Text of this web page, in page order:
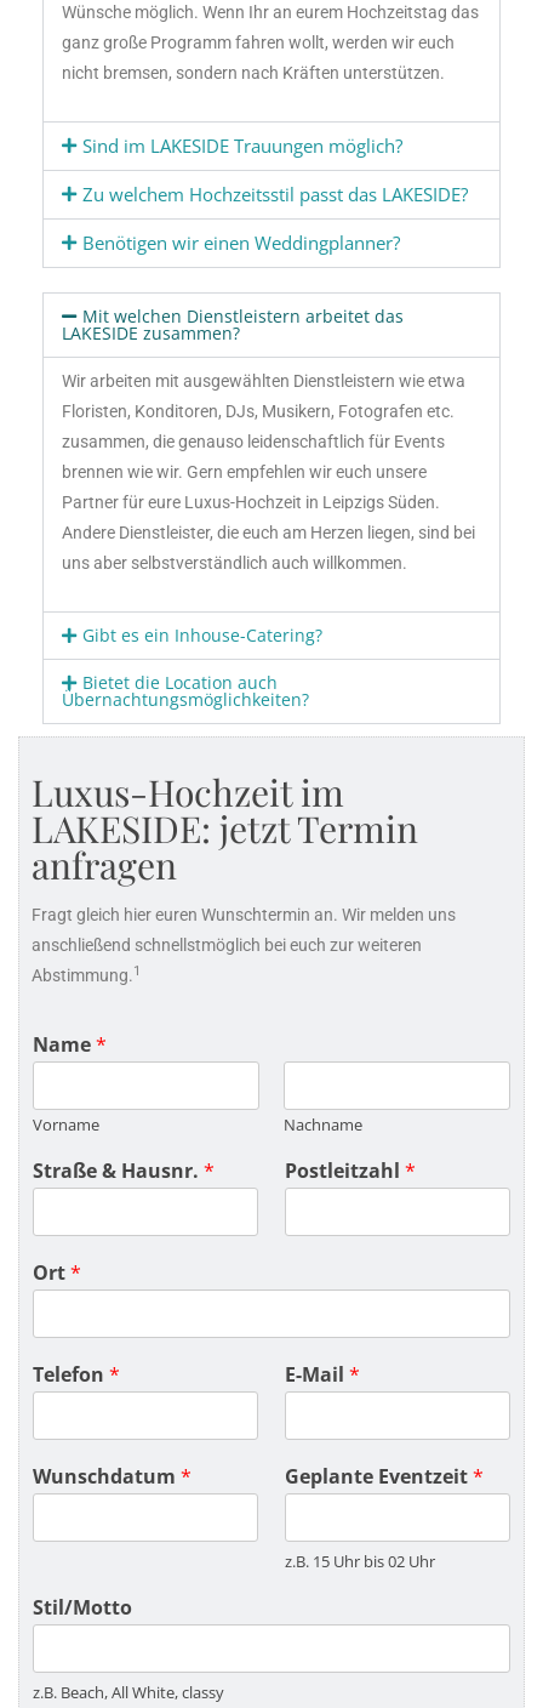
Wünsche möglich. Wenn Ihr an eurem Hochzeitstag das
ganz große Programm fahren wollt, werden wir euch
nicht bremsen, sondern nach Kräften unterstützen.
Sind im LAKESIDE Trauungen möglich?
Zu welchem Hochzeitsstil passt das LAKESIDE?
Benötigen wir einen Weddingplanner?
Mit welchen Dienstleistern arbeitet das
LAKESIDE zusammen?
Wir arbeiten mit ausgewählten Dienstleistern wie etwa
Floristen, Konditoren, DJs, Musikern, Fotografen etc.
zusammen, die genauso leidenschaftlich für Events
brennen wie wir. Gern empfehlen wir euch unsere
Partner für eure Luxus-Hochzeit in Leipzigs Süden.
Andere Dienstleister, die euch am Herzen liegen, sind bei
uns aber selbstverständlich auch willkommen.
Gibt es ein Inhouse-Catering?
Bietet die Location auch
Übernachtungsmöglichkeiten?
Luxus-Hochzeit im
LAKESIDE: jetzt Termin
anfragen
Fragt gleich hier euren Wunschtermin an. Wir melden uns
anschließend schnellstmöglich bei euch zur weiteren
Abstimmung. 1
Name*
Vorname Nachname
Straße & Hausnr. * Postleitzahl *
Ort*
Telefon * E-Mail *
Wunschdatum * Geplante Eventzeit*
z.B. 15 Uhr bis 02 Uhr
Stil/Motto
z.B. Beach, All White, classy